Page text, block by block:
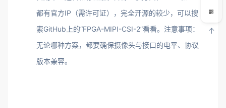
都有官方IP（需许可证），完全开源的较少，可以搜
索GitHub上的“FPGA-MIPI-CSI-2”看看。注意事项：
无论哪种方案，都要确保摄像头与接口的电平、协议
版本兼容。